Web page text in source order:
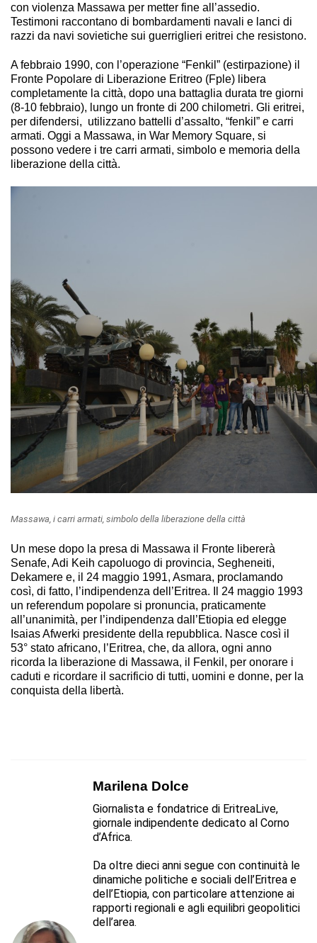
con violenza Massawa per metter fine all’assedio.
Testimoni raccontano di bombardamenti navali e lanci di
razzi da navi sovietiche sui guerriglieri eritrei che resistono.
A febbraio 1990, con l’operazione “Fenkil” (estirpazione) il
Fronte Popolare di Liberazione Eritreo (Fple) libera
completamente la città, dopo una battaglia durata tre giorni
(8-10 febbraio), lungo un fronte di 200 chilometri. Gli eritrei,
per difendersi, utilizzano battelli d’assalto, “fenkil” e carri
armati. Oggi a Massawa, in War Memory Square, si
possono vedere i tre carri armati, simbolo e memoria della
liberazione della città.
Massawa, i carri armati, simbolo della liberazione della città
Un mese dopo la presa di Massawa il Fronte libererà
Senafe, Adi Keih capoluogo di provincia, Segheneiti,
Dekamere e, il 24 maggio 1991, Asmara, proclamando
così, di fatto, l’indipendenza dell’Eritrea. Il 24 maggio 1993
un referendum popolare si pronuncia, praticamente
all’unanimità, per l’indipendenza dall’Etiopia ed elegge
Isaias Afwerki presidente della repubblica. Nasce così il
53° stato africano, l’Eritrea, che, da allora, ogni anno
ricorda la liberazione di Massawa, il Fenkil, per onorare i
caduti e ricordare il sacrificio di tutti, uomini e donne, per la
conquista della libertà.
Marilena Dolce
Giornalista e fondatrice di EritreaLive,
giornale indipendente dedicato al Corno
d’Africa.
Da oltre dieci anni segue con continuità le
dinamiche politiche e sociali dell’Eritrea e
dell’Etiopia, con particolare attenzione ai
rapporti regionali e agli equilibri geopolitici
dell’area.